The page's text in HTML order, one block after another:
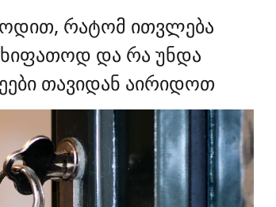
რატომ ითვლება
და რა უნდა
თავიდან აირიდოთ